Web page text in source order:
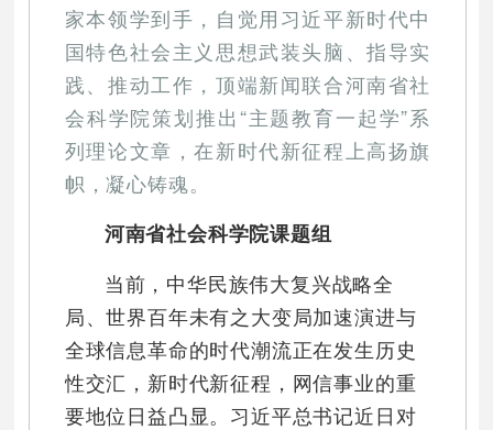
家本领学到手，自觉用习近平新时代中
国特色社会主义思想武装头脑、指导实
践、推动工作，顶端新闻联合河南省社
会科学院策划推出“主题教育一起学”系
列理论文章，在新时代新征程上高扬旗
帜，凝心铸魂。
河南省社会科学院课题组
当前，中华民族伟大复兴战略全
局、世界百年未有之大变局加速演进与
全球信息革命的时代潮流正在发生历史
性交汇，新时代新征程，网信事业的重
要地位日益凸显。习近平总书记近日对